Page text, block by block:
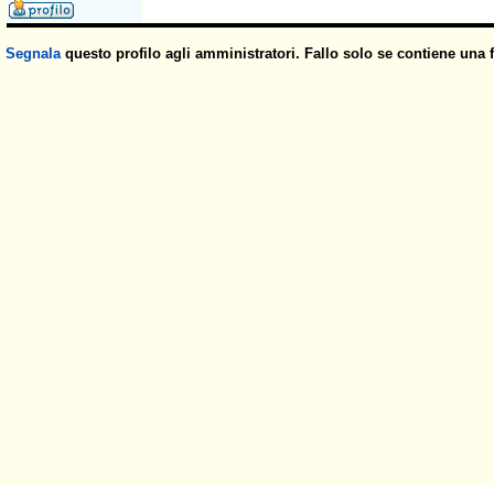
Segnalaquesto profilo agli amministratori. Fallo solo se contiene una